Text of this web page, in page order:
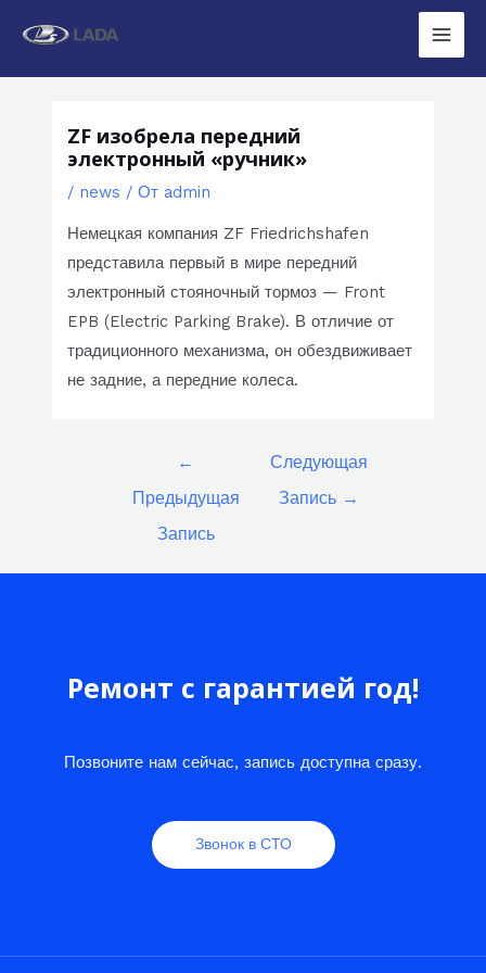
Main
ZF изобрела передний
электронный «ручник»
/ news / От admin
Немецкая компания ZF Friedrichshafen
представила первый в мире передний
электронный стояночный тормоз — Front
EPB (Electric Parking Brake). В отличие от
традиционного механизма, он обездвиживает
не задние, а передние колеса.
←
Предыдущая
Запись
Следующая
Запись →
Ремонт с гарантией год!
Позвоните нам сейчас, запись доступна сразу.
Звонок в СТО